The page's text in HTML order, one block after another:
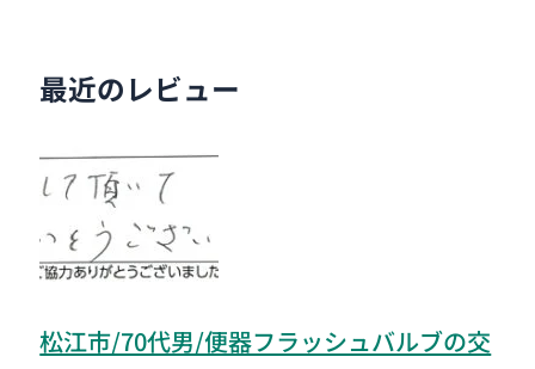
最近のレビュー
松江市/70代男/便器フラッシュバルブの交